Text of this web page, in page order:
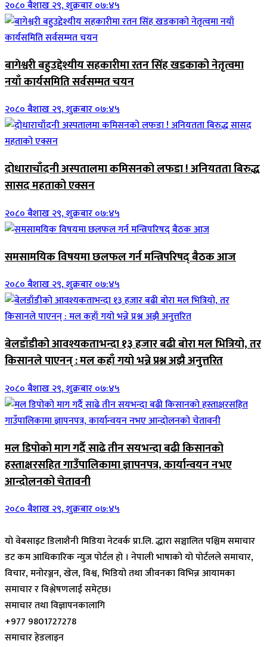
२०८० बैशाख २९, शुक्रबार ०७:४५
बागेश्वरी बहुउद्देश्यीय सहकारीमा रतन सिंह खडकाको नेतृत्वमा
नयाँ कार्यसमिति सर्वसम्मत चयन
२०८० बैशाख २९, शुक्रबार ०७:४५
दोधाराचाँदनी अस्पतालमा कमिसनको लफडा ! अनियतता बिरुद्ध
सासद महताको एक्सन
२०८० बैशाख २९, शुक्रबार ०७:४५
समसामयिक विषयमा छलफल गर्न मन्त्रिपरिषद् बैठक आज
२०८० बैशाख २९, शुक्रबार ०७:४५
बेलडाँडीको आवश्यकताभन्दा १३ हजार बढी बोरा मल भित्रियो, तर
किसानले पाएनन् : मल कहाँ गयो भन्ने प्रश्न अझै अनुत्तरित
२०८० बैशाख २९, शुक्रबार ०७:४५
मल डिपोको माग गर्दै साढे तीन सयभन्दा बढी किसानको
हस्ताक्षरसहित गाउँपालिकामा ज्ञापनपत्र, कार्यान्वयन नभए
आन्दोलनको चेतावनी
२०८० बैशाख २९, शुक्रबार ०७:४५
यो वेबसाइट डिलाशैनी मिडिया नेटवर्क प्रा.लि. द्धारा सञ्चालित पश्चिम समाचार
डट कम आधिकारिक न्युज पोर्टल हो । नेपाली भाषाको यो पोर्टलले समाचार,
विचार, मनोरञ्जन, खेल, विश्व, भिडियो तथा जीवनका विभिन्न आयामका
समाचार र विश्लेषणलाई समेट्छ।
समाचार तथा विज्ञापनकालागि
+977 9801727278
समाचार हेडलाइन